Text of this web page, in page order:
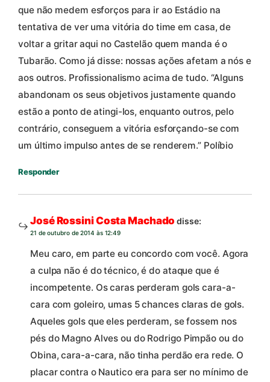
que não medem esforços para ir ao Estádio na
tentativa de ver uma vitória do time em casa, de
voltar a gritar aqui no Castelão quem manda é o
Tubarão. Como já disse: nossas ações afetam a nós e
aos outros. Profissionalismo acima de tudo. “Alguns
abandonam os seus objetivos justamente quando
estão a ponto de atingi-los, enquanto outros, pelo
contrário, conseguem a vitória esforçando-se com
um último impulso antes de se renderem.” Políbio
Responder
José Rossini Costa Machado disse:
21 de outubro de 2014 às 12:49
Meu caro, em parte eu concordo com você. Agora
a culpa não é do técnico, é do ataque que é
incompetente. Os caras perderam gols cara-a-
cara com goleiro, umas 5 chances claras de gols.
Aqueles gols que eles perderam, se fossem nos
pés do Magno Alves ou do Rodrigo Pimpão ou do
Obina, cara-a-cara, não tinha perdão era rede. O
placar contra o Nautico era para ser no mínimo de